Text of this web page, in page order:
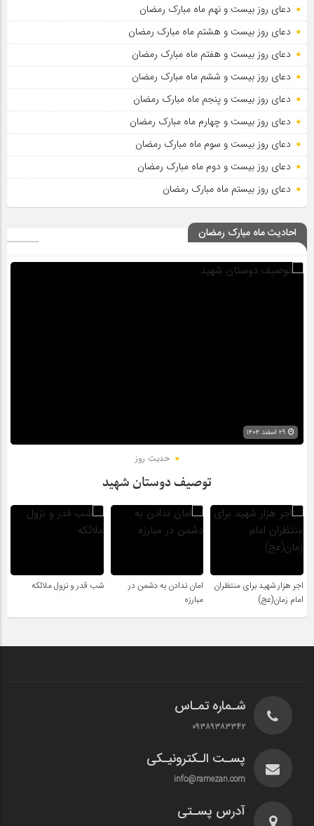
دعای روز بیست و نهم ماه مبارک رمضان
دعای روز بیست و هشتم ماه مبارک رمضان
دعای روز بیست و هفتم ماه مبارک رمضان
دعای روز بیست و ششم ماه مبارک رمضان
دعای روز بیست و پنجم ماه مبارک رمضان
دعای روز بیست و چهارم ماه مبارک رمضان
دعای روز بیست و سوم ماه مبارک رمضان
دعای روز بیست و دوم ماه مبارک رمضان
دعای روز بیستم ماه مبارک رمضان
احادیث ماه مبارک رمضان
حدیث روز
توصیف دوستان شهید
اجر هزار شهید برای منتظران
امام زمان(عج)
امان ندادن به دشمن در
مبارزه
شب قدر و نزول ملائکه
شـماره تمـاس
۰۹۳۸۹۳۸۳۳۴۲
پسـت الـکترونیـکی
info@ramezan.com
آدرس پسـتی